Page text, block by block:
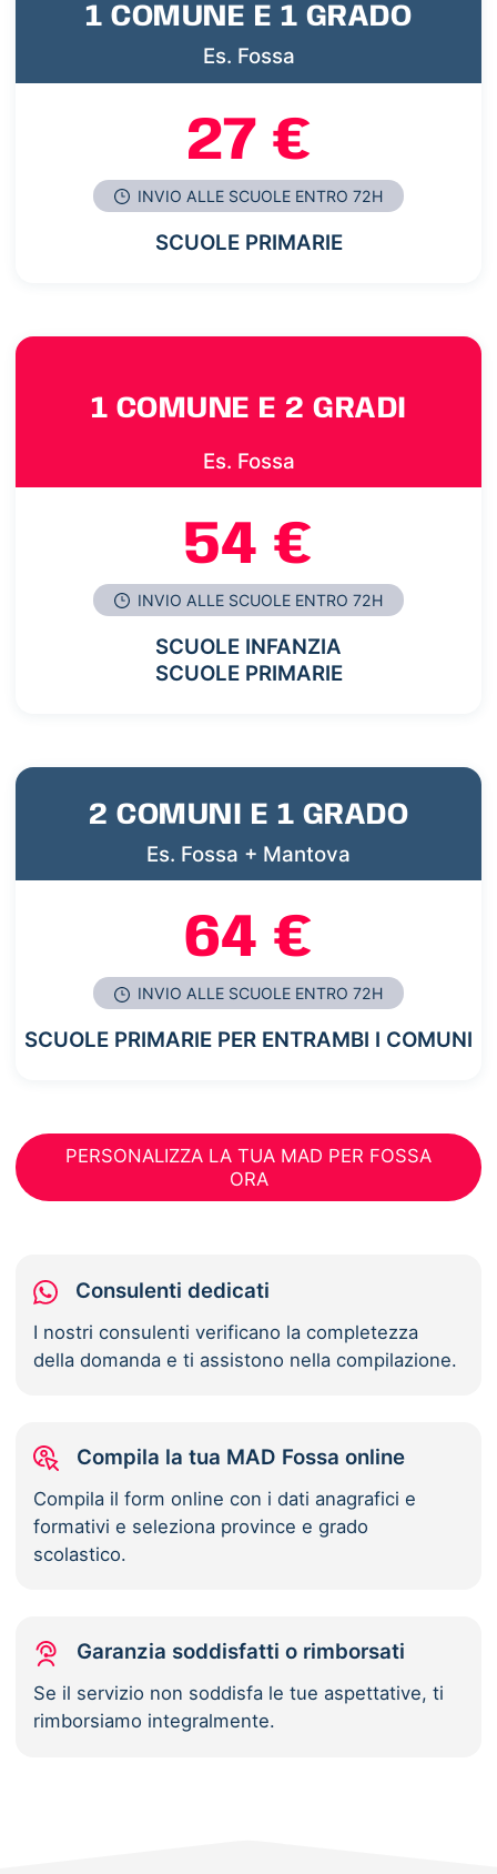
1 COMUNE E 1 GRADO
Es. Fossa
27 €
INVIO ALLE SCUOLE ENTRO 72H
SCUOLE PRIMARIE
1 COMUNE E 2 GRADI
Es. Fossa
54 €
INVIO ALLE SCUOLE ENTRO 72H
SCUOLE INFANZIA
SCUOLE PRIMARIE
2 COMUNI E 1 GRADO
Es. Fossa + Mantova
64 €
INVIO ALLE SCUOLE ENTRO 72H
SCUOLE PRIMARIE PER ENTRAMBI I COMUNI
PERSONALIZZA LA TUA MAD PER FOSSA
ORA
Consulenti dedicati
I nostri consulenti verificano la completezza
della domanda e ti assistono nella compilazione.
Compila la tua MAD Fossa online
Compila il form online con i dati anagrafici e
formativi e seleziona province e grado
scolastico.
Garanzia soddisfatti o rimborsati
Se il servizio non soddisfa le tue aspettative, ti
rimborsiamo integralmente.